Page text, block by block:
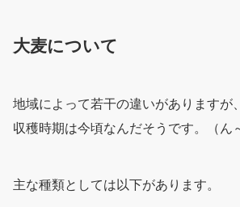
大麦について
地域によって若干の違いがありますが
収穫時期は今頃なんだそうです。（ん
主な種類としては以下があります。